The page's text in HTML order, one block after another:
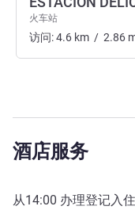
火车站
访问:4.6 km / 2.86
酒店服务
从14:00 办理登记入